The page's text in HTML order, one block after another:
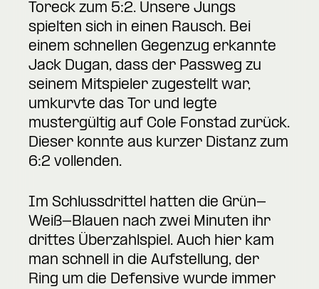
Toreck zum 5:2. Unsere Jungs
spielten sich in einen Rausch. Bei
einem schnellen Gegenzug erkannte
Jack Dugan, dass der Passweg zu
seinem Mitspieler zugestellt war,
umkurvte das Tor und legte
mustergültig auf Cole Fonstad zurück.
Dieser konnte aus kurzer Distanz zum
6:2 vollenden.
Im Schlussdrittel hatten die Grün-
Weiß-Blauen nach zwei Minuten ihr
drittes Überzahlspiel. Auch hier kam
man schnell in die Aufstellung, der
Ring um die Defensive wurde immer